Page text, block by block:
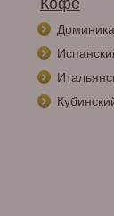
Кофе